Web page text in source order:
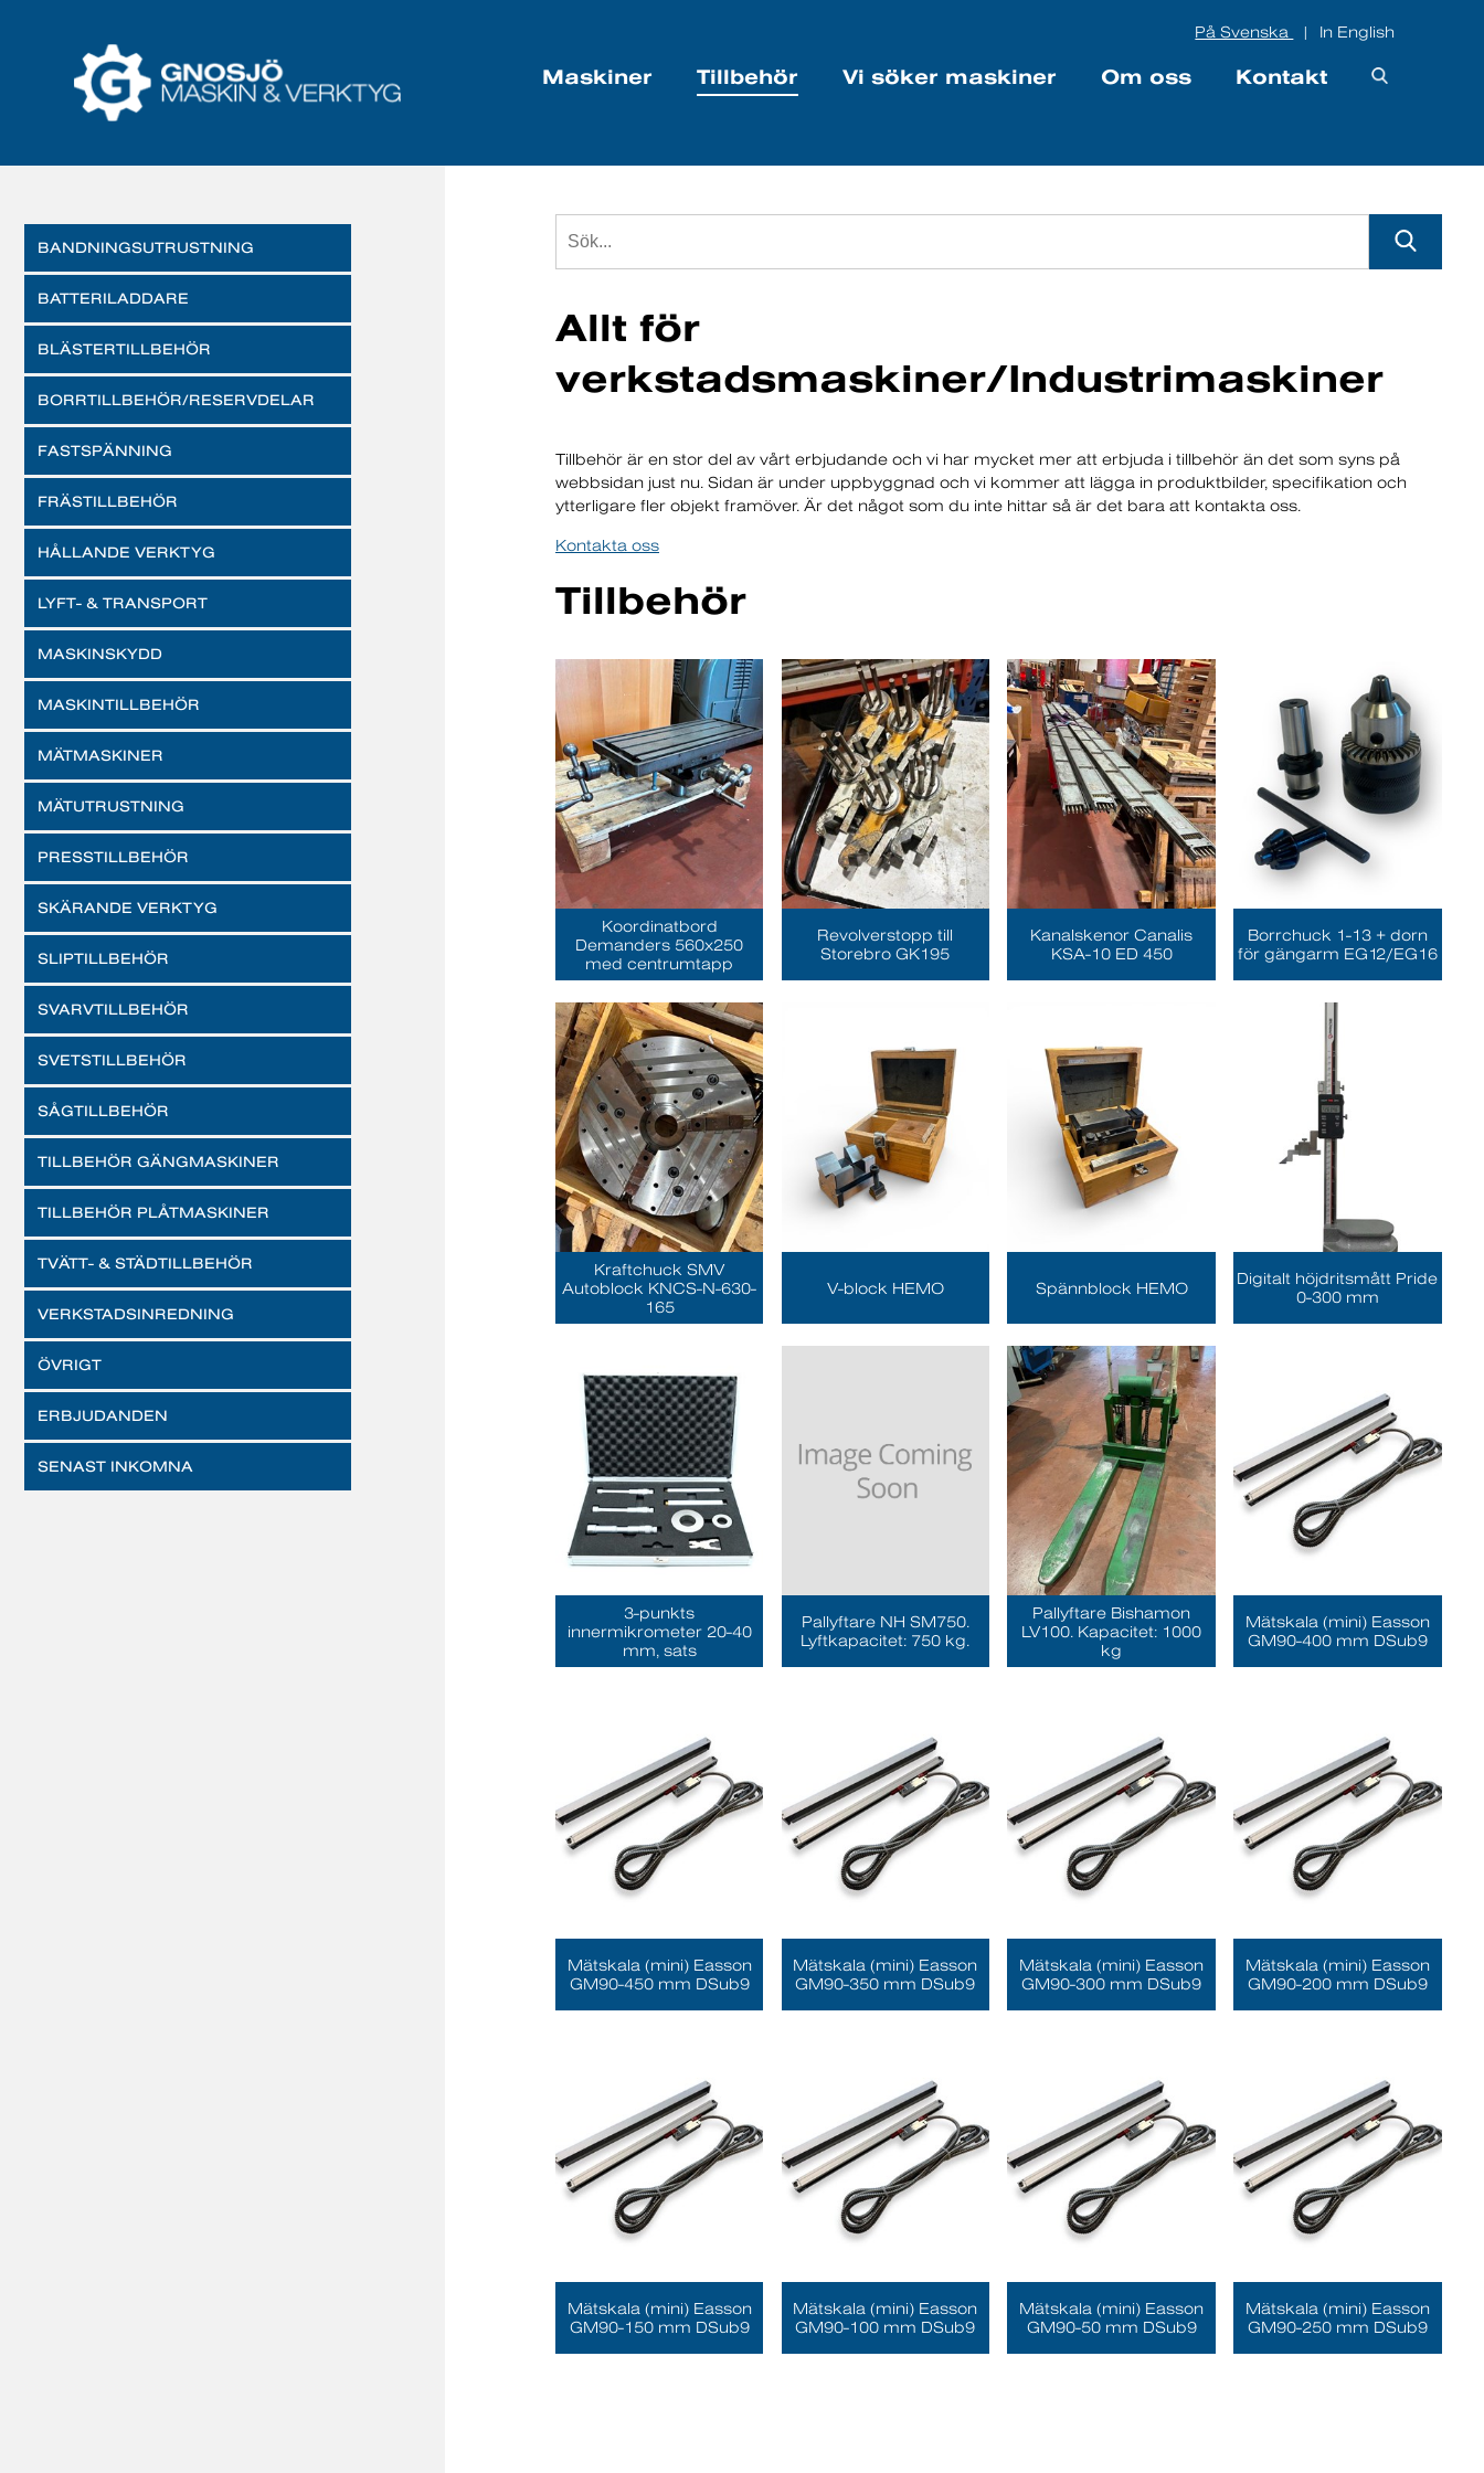
På Svenska In English
Maskiner Tillbehör Vi söker maskiner Om oss Kontakt
BANDNINGSUTRUSTNING
BATTERILADDARE
BLÄSTERTILLBEHÖR
BORRTILLBEHÖR/RESERVDELAR
FASTSPÄNNING
FRÄSTILLBEHÖR
HÅLLANDE VERKTYG
LYFT- & TRANSPORT
MASKINSKYDD
MASKINTILLBEHÖR
MÄTMASKINER
MÄTUTRUSTNING
PRESSTILLBEHÖR
SKÄRANDE VERKTYG
SLIPTILLBEHÖR
SVARVTILLBEHÖR
SVETSTILLBEHÖR
SÅGTILLBEHÖR
TILLBEHÖR GÄNGMASKINER
TILLBEHÖR PLÅTMASKINER
TVÄTT- & STÄDTILLBEHÖR
VERKSTADSINREDNING
ÖVRIGT
ERBJUDANDEN
SENAST INKOMNA
Allt för
verkstadsmaskiner/Industrimaskiner
Tillbehör är en stor del av vårt erbjudande och vi har mycket mer att erbjuda i tillbehör än det som syns på
webbsidan just nu. Sidan är under uppbyggnad och vi kommer att lägga in produktbilder, specifikation och
ytterligare fler objekt framöver. Är det något som du inte hittar så är det bara att kontakta oss.
Kontakta oss
Tillbehör
Koordinatbord
Demanders 560x250
med centrumtapp
Revolverstopp till
Storebro GK195
Kanalskenor Canalis
KSA-10 ED 450
Borrchuck 1-13 + dorn
för gängarm EG12/EG16
Kraftchuck SMV
Autoblock KNCS-N-630-
165
V-block HEMO Spännblock HEMO
Digitalt höjdritsmått Pride
0-300 mm
3-punkts
innermikrometer 20-40
mm, sats
Pallyftare NH SM750.
Lyftkapacitet: 750 kg.
Pallyftare Bishamon
LV100. Kapacitet: 1000
kg
Mätskala (mini) Easson
GM90-400 mm DSub9
Mätskala (mini) Easson
GM90-450 mm DSub9
Mätskala (mini) Easson
GM90-350 mm DSub9
Mätskala (mini) Easson
GM90-300 mm DSub9
Mätskala (mini) Easson
GM90-200 mm DSub9
Mätskala (mini) Easson
GM90-150 mm DSub9
Mätskala (mini) Easson
GM90-100 mm DSub9
Mätskala (mini) Easson
GM90-50 mm DSub9
Mätskala (mini) Easson
GM90-250 mm DSub9